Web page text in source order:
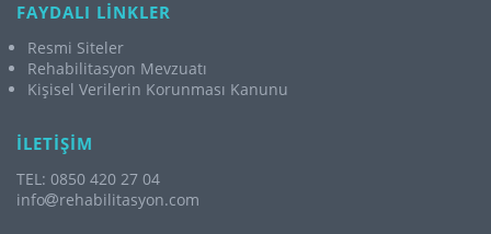
FAYDALI LİNKLER
Resmi Siteler
Rehabilitasyon Mevzuatı
Kişisel Verilerin Korunması Kanunu
İLETİŞİM
TEL: 0850 420 27 04
info
rehabilitasyon.com